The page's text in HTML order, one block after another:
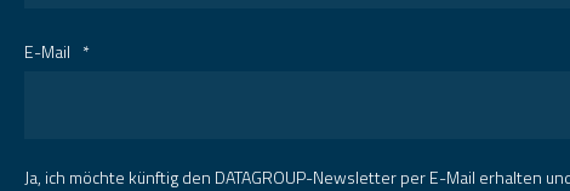
E-Mail *
Ja, ich möchte künftig den DATAGROUP-Newsletter per E-Mail erhalten